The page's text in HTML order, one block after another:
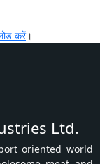
करें।
Ltd.
oriented world